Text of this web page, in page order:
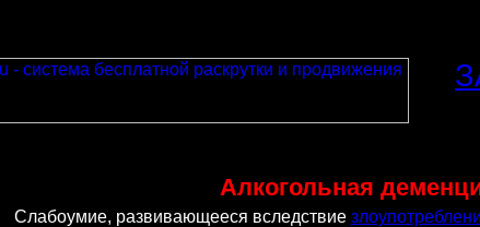
Алкогольная
Слабоумие, развивающееся вследствие